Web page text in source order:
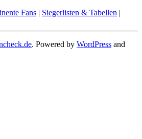
Fans | Siegerlisten & Tabellen |
. Powered by WordPress and